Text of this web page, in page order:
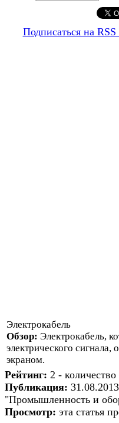
Подписаться на
Электрокабель
Обзор: Электрокабель,
электрического
экраном.
Рейтинг: 2 - количество
Публикация:
"Промышленность и
Просмотр: эта статья